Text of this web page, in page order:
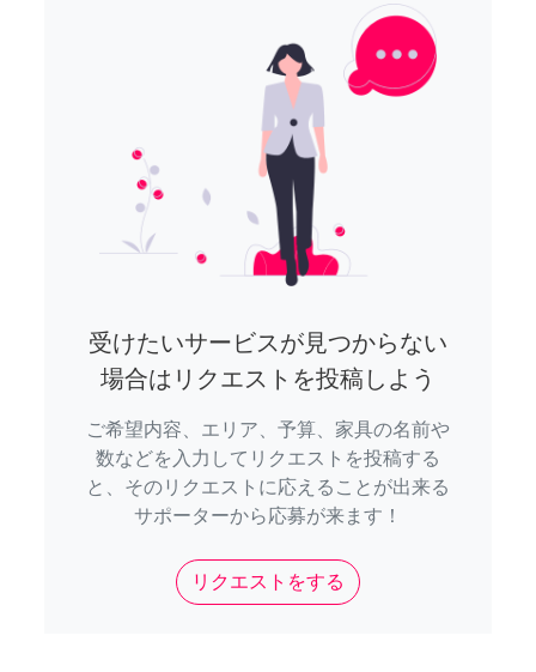
受けたいサービスが見つからない
場合はリクエストを投稿しよう
ご希望内容、エリア、予算、家具の名前や
数などを入力してリクエストを投稿する
と、そのリクエストに応えることが出来る
サポーターから応募が来ます！
リクエストをする